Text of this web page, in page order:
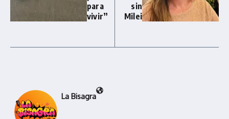
para
vivir”
sin
Milei
La Bisagra